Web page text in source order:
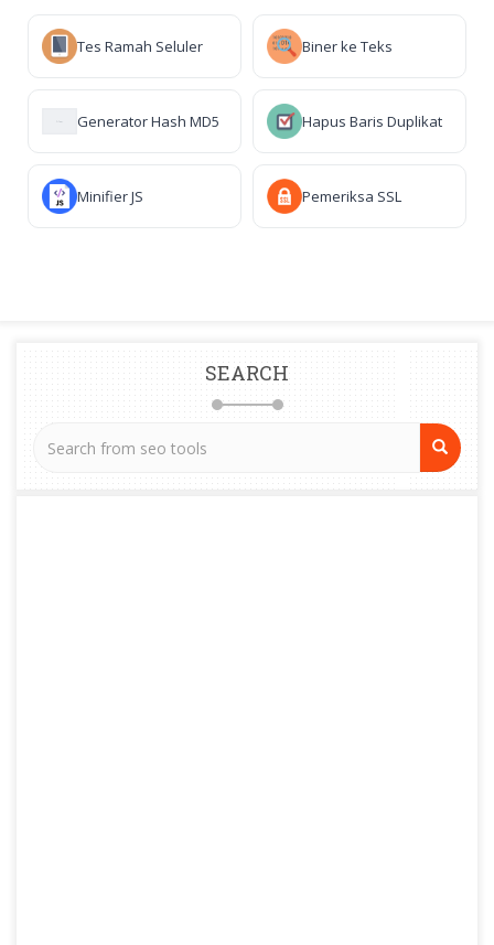
Tes Ramah Seluler Biner ke Teks
Generator Hash MD5 Hapus Baris Duplikat
Minifier JS Pemeriksa SSL
SEARCH